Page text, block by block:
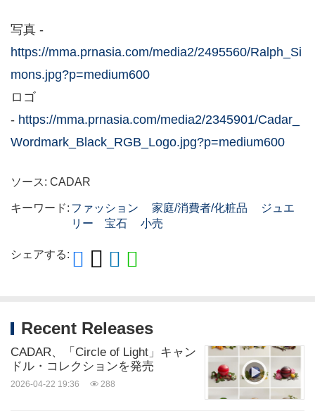
写真 -
https://mma.prnasia.com/media2/2495560/Ralph_Si
mons.jpg?p=medium600
ロゴ
- https://mma.prnasia.com/media2/2345901/Cadar_
Wordmark_Black_RGB_Logo.jpg?p=medium600
ソース: CADAR
キーワード: ファッション 家庭/消費者/化粧品
ジュエ
リー 宝石
小売
シェアする:
Recent Releases
CADAR、「Circle of Light」キャン
ドル・コレクションを発売
2026-04-22 19:36 288